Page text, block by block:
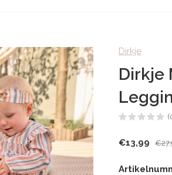
Dirkje
Dirkje
€13,99